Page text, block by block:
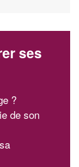
ses
?
de son